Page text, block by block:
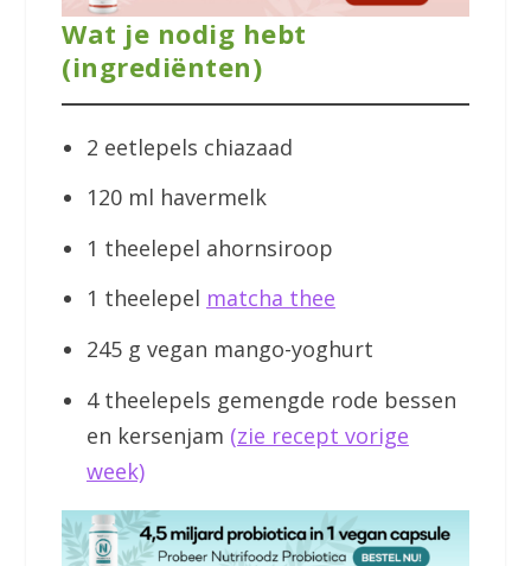
Wat je nodig hebt
(ingrediënten)
2 eetlepels chiazaad
120 ml havermelk
1 theelepel ahornsiroop
1 theelepel matcha thee
245 g vegan mango-yoghurt
4 theelepels gemengde rode bessen
en kersenjam (zie recept vorige
week)